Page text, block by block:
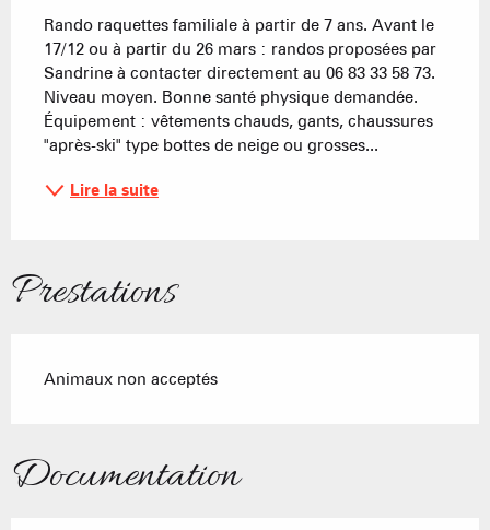
Rando raquettes familiale à partir de 7 ans. Avant le
17/12 ou à partir du 26 mars : randos proposées par
Sandrine à contacter directement au 06 83 33 58 73.
Niveau moyen. Bonne santé physique demandée.
Équipement : vêtements chauds, gants, chaussures
"après-ski" type bottes de neige ou grosses...
Lire la suite
Prestations
Animaux non acceptés
Documentation